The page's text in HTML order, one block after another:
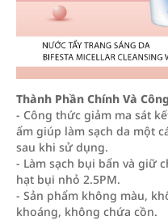
Thành Phần Chính Và
- Công thức giảm ma sát
ẩm giúp làm sạch da một
sau khi sử dụng.
- Làm sạch bụi bẩn và giữ
hạt bụi nhỏ 2.5PM.
- Sản phẩm không màu,
khoáng, không chứa cồn.